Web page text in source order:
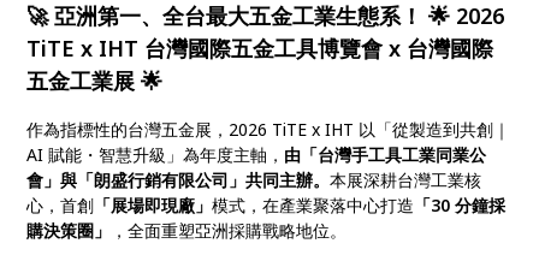
🚀亞洲第一、全台最大五金工業生態系！🌟 2026
TiTE x IHT 台灣國際五金工具博覽會 x 台灣國際
五金工業展🌟
作為指標性的台灣五金展，2026 TiTE x IHT 以「從製造到共創｜
AI 賦能・智慧升級」為年度主軸， 由「台灣手工具工業同業公
會」與「朗盛行銷有限公司」共同主辦。本展深耕台灣工業核
心，首創 「展場即現廠」模式，在產業聚落中心打造 「30 分鐘採
購決策圈」
，全面重塑亞洲採購戰略地位。